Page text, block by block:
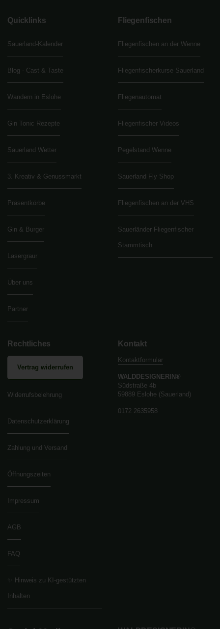
Quicklinks
Sauerland-Kalender
Blog - Cast & Taste
Wandern in Eslohe
Gin Tonic Rezepte
Sauerland Wetter
3. Kreativ & Genussmarkt
Präsentkörbe
Gin & Burger
Lasergraur
Über uns
Partner
Fliegenfischen
Fliegenfischen an der Wenne
Fliegenfischerkurse Sauerland
Fliegenautomat
Fliegenfischer Videos
Pegelstand Wenne
Sauerland Fly Shop
Fliegenfischen an der VHS
Sauerländer Fliegenfischer
Stammtisch
Rechtliches
Vertrag widerrufen
Widerrufsbelehrung
Datenschutzerklärung
Zahlung und Versand
Öffnungszeiten
Impressum
AGB
FAQ
✨ Hinweis zu KI-gestützten
Inhalten
Kontakt
Kontaktformular
WALDDESIGNERIN®
Südstraße 4b
59889 Eslohe (Sauerland)
0172 2635958